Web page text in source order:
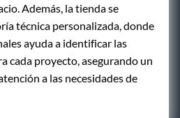
Además, la tienda se
técnica personalizada, donde
ayuda a identificar las
cada proyecto, asegurando un
a las necesidades de